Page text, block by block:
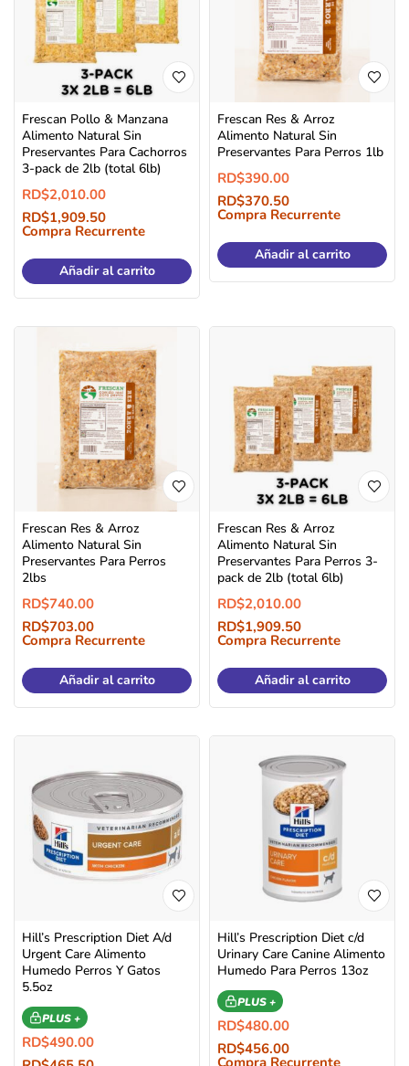
Frescan Pollo & Manzana
Alimento Natural Sin
Preservantes Para Cachorros
3-pack de 2lb (total 6lb)
RD$2,010.00
RD$1,909.50
Compra Recurrente
Añadir al carrito
Frescan Res & Arroz
Alimento Natural Sin
Preservantes Para Perros 1lb
RD$390.00
RD$370.50
Compra Recurrente
Añadir al carrito
Frescan Res & Arroz
Alimento Natural Sin
Preservantes Para Perros
2lbs
RD$740.00
RD$703.00
Compra Recurrente
Añadir al carrito
Frescan Res & Arroz
Alimento Natural Sin
Preservantes Para Perros 3-
pack de 2lb (total 6lb)
RD$2,010.00
RD$1,909.50
Compra Recurrente
Añadir al carrito
Hill’s Prescription Diet A/d
Urgent Care Alimento
Humedo Perros Y Gatos
5.5oz
PLUS +
RD$490.00
Hill’s Prescription Diet c/d
Urinary Care Canine Alimento
Humedo Para Perros 13oz
PLUS +
RD$480.00
RD$456.00
Compra Recurrente